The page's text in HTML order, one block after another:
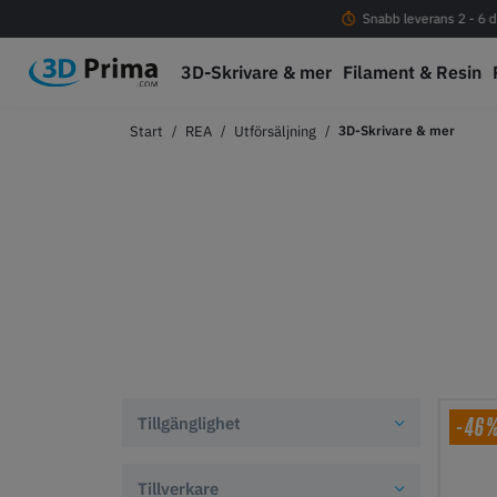
Snabb leverans 2 - 6
3D-Skrivare & mer Filament & Resin
REA Utförsäljning 3D-Skrivare & mer
Tillgänglighet
Tillverkare
-